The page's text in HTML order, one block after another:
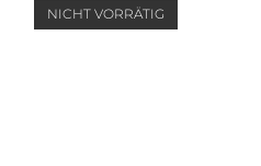
NICHT VORRÄTIG